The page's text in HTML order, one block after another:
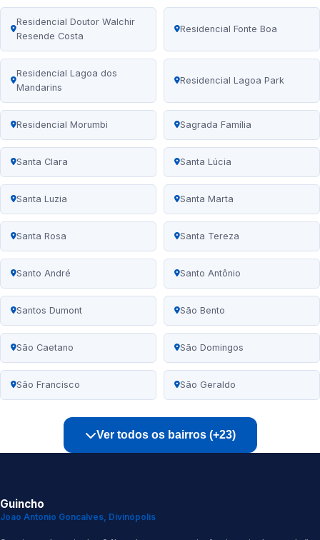
Residencial Doutor Walchir
Resende Costa
Residencial Fonte Boa
Residencial Lagoa dos
Mandarins
Residencial Lagoa Park
Residencial Morumbi Sagrada Família
Santa Clara Santa Lúcia
Santa Luzia Santa Marta
Santa Rosa Santa Tereza
Santo André Santo Antônio
Santos Dumont São Bento
São Caetano São Domingos
São Francisco São Geraldo
Ver todos os bairros (+23)
Guincho
Joao Antonio Goncalves, Divinópolis